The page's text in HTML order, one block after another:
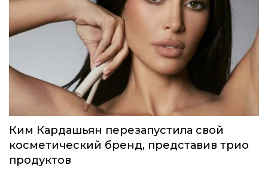
Ким Кардашьян перезапустила свой
косметический бренд, представив трио
продуктов